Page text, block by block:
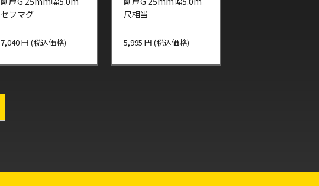
セフマグ
7,040 円 (税込価格)
尺相当
5,995 円 (税込価格)